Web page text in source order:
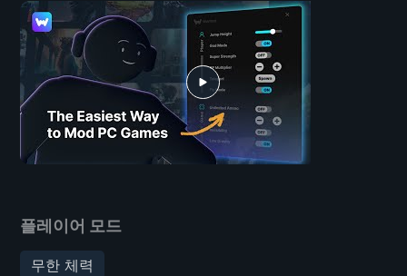
플레이어 모드
무한 체력